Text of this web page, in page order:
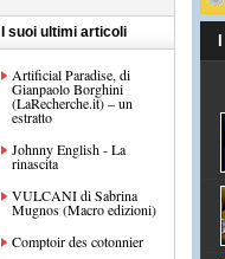
I suoi ultimi articoli
Artificial Paradise, di
Gianpaolo Borghini
(LaRecherche.it) – un
estratto
Johnny English - La
rinascita
VULCANI di Sabrina
Mugnos (Macro edizioni)
Comptoir des cotonnier